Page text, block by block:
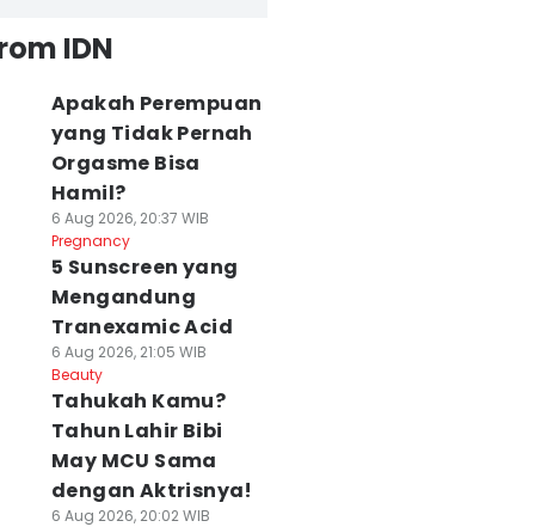
IDN
Apakah Perempuan
yang Tidak Pernah
Orgasme Bisa
Hamil?
6 Aug 2026, 20:37 WIB
Pregnancy
5 Sunscreen yang
Mengandung
Tranexamic Acid
6 Aug 2026, 21:05 WIB
Beauty
Tahukah Kamu?
Tahun Lahir Bibi
May MCU Sama
dengan Aktrisnya!
6 Aug 2026, 20:02 WIB